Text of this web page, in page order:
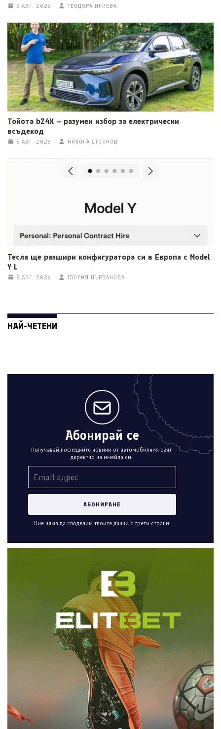
8 АВГ. 2026 ТЕОДОРА ИЛИЕВА
Тойота bZ4X – разумен избор за електрически
всъдеход
8 АВГ. 2026 НИКОЛА СТОЯНОВ
Тесла ще разшири конфигуратора си в Европа с Model
Y L
8 АВГ. 2026 ГЛОРИЯ ПЪРВАНОВА
НАЙ-ЧЕТЕНИ
Абонирай се
Получавай последните новини от автомобилния свят
деректно на имейла си.
Ние няма да споделим твоите данни с трети страни.